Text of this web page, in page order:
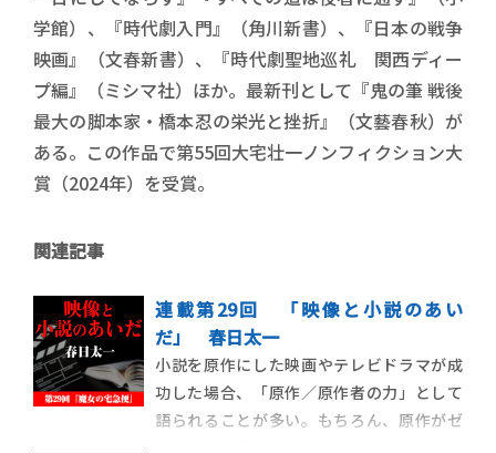
学館）、『時代劇入門』（角川新書）、『日本の戦争
映画』（文春新書）、『時代劇聖地巡礼 関西ディー
プ編』（ミシマ社）ほか。最新刊として『鬼の筆 戦後
最大の脚本家・橋本忍の栄光と挫折』（文藝春秋）が
ある。この作品で第55回大宅壮一ノンフィクション大
賞（2024年）を受賞。
関連記事
連載第29回 「映像と小説のあい
だ」 春日太一
小説を原作にした映画やテレビドラマが成
功した場合、「原作／原作者の力」として
語られることが多い。もちろん、原作がゼ